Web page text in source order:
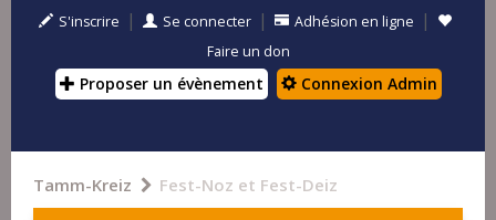
S'inscrire | Se connecter | Adhésion en ligne |
Faire un don
Proposer un évènement Connexion Admin
Tamm-Kreiz Fest-Noz et Fest-Deiz